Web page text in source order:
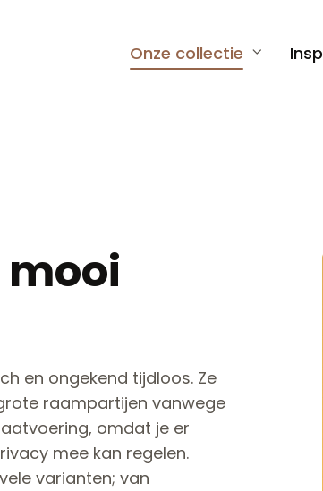
Onze collectie
en ongekend tijdloos. Ze
raampartijen vanwege
omdat je er
mee kan regelen.
varianten; van